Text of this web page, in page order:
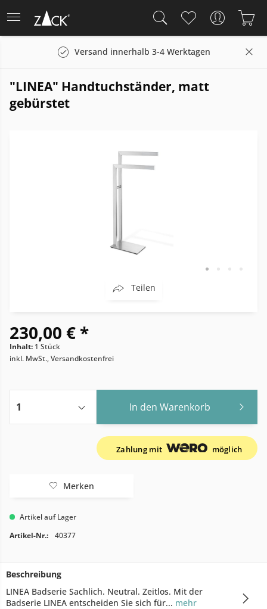
Versand innerhalb 3-4 Werktagen
"LINEA" Handtuchständer, matt
gebürstet
Teilen
230,00 € *
Inhalt: 1 Stück
inkl. MwSt., Versandkostenfrei
In den Warenkorb
Zahlung mit möglich
Merken
Artikel auf Lager
Artikel-Nr.:
40377
Beschreibung
LINEA Badserie Sachlich. Neutral. Zeitlos. Mit der
Badserie LINEA entscheiden Sie sich für... mehr